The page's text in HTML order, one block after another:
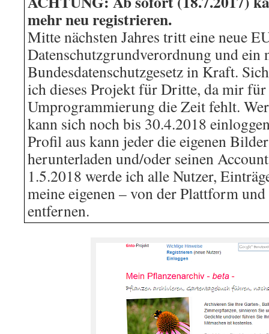
mehr neu registrieren.
Mitte nächsten Jahres tritt eine neue
Datenschutzgrundverordnung und ein
Bundesdatenschutzgesetz in Kraft.
ich dieses Projekt für Dritte, da mir für
Umprogrammierung die Zeit fehlt.
kann sich noch bis 30.4.2018
Profil aus kann jeder die eigenen
herunterladen und/oder seinen
1.5.2018 werde ich alle Nutzer,
meine eigenen – von der Plattform
entfernen.